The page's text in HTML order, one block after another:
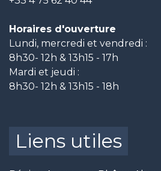
Horaires d'ouverture
Lundi, mercredi et vendredi :
8h30- 12h & 13h15 - 17h
Mardi et jeudi :
8h30- 12h & 13h15 - 18h
Liens utiles